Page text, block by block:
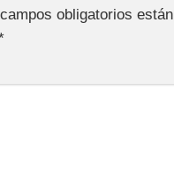
obligatorios están